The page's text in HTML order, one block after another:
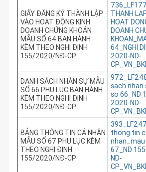
GIẤY ĐĂNG KÝ THÀNH LẬP
VÀO HOẠT ĐỘNG KINH
DOANH CHỨNG KHOÁN
MẪU SỐ 64 BAN HÀNH
KÈM THEO NGHỊ ĐỊNH
155/2020/NĐ-CP
THANH
HOAT
DOANH
64_NGHI
2020-ND-
DANH SÁCH NHÂN SỰ MẪU
SỐ 66 PHỤ LỤC BAN HÀNH
KÈM THEO NGHỊ ĐỊNH
155/2020/NĐ-CP
sach nhan
so 66_ND
2020-ND-
BẢNG THÔNG TIN CÁ NHÂN
MẪU SỐ 67 PHỤ LỤC KÈM
THEO NGHỊ ĐỊNH
155/2020/NĐ-CP
thong tin
nhan_mau
67_ND
ND-